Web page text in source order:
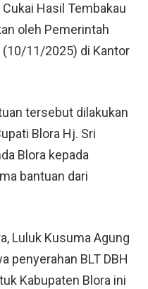
Hasil Tembakau
oleh Pemerintah
(10/11/2025) di Kantor
tersebut dilakukan
Blora Hj. Sri
Blora kepada
bantuan dari
Luluk Kusuma Agung
penyerahan BLT DBH
Kabupaten Blora ini